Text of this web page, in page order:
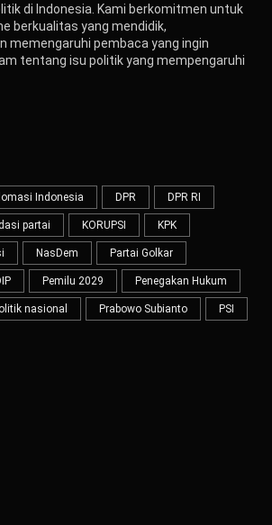
di Indonesia. Kami berkomitmen untuk
berkualitas yang mendidik,
memengaruhi pembaca yang ingin
tentang isu politik yang mempengaruhi
Indonesia DPR DPR RI
partai KORUPSI KPK
NasDem Partai Golkar
Pemilu 2029 Penegakan Hukum
nasional Prabowo Subianto PSI